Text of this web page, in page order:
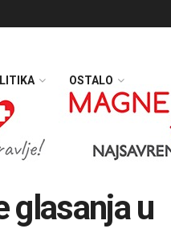
OSTALO
glasanja u